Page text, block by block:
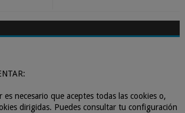
es necesario que aceptes todas las cookies o,
dirigidas. Puedes consultar tu configuración